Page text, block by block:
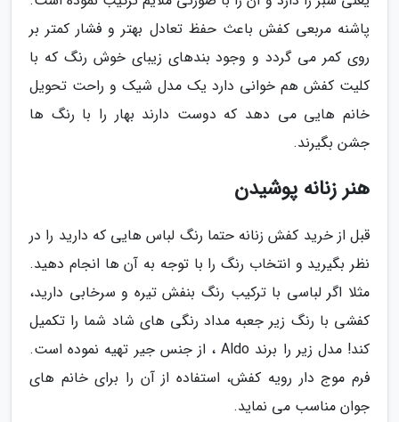
پاشنه مربعی کفش باعث حفظ تعادل بهتر و فشار کمتر بر
روی کمر می گردد و وجود بندهای زیبای خوش رنگ که با
کلیت کفش هم خوانی دارد یک مدل شیک و راحت تحویل
خانم هایی می دهد که دوست دارند بهار را با رنگ ها
جشن بگیرند.
هنر زنانه پوشیدن
قبل از خرید کفش زنانه حتما رنگ لباس هایی که دارید را در
نظر بگیرید و انتخاب رنگ را با توجه به آن ها انجام دهید.
مثلا اگر لباسی با ترکیب رنگ بنفش تیره و سرخابی دارید،
کفشی با رنگ زیر جعبه مداد رنگی های شاد شما را تکمیل
کند! مدل زیر را برند Aldo ، از جنس جیر تهیه نموده است.
فرم موج دار رویه کفش، استفاده از آن را برای خانم های
جوان مناسب می نماید.